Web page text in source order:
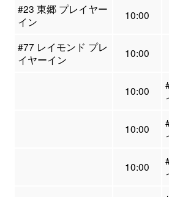
#23 東郷 プレイヤー
イン
10:00
#77 レイモンド プレ
イヤーイン
10:00
10:00
10:00
10:00